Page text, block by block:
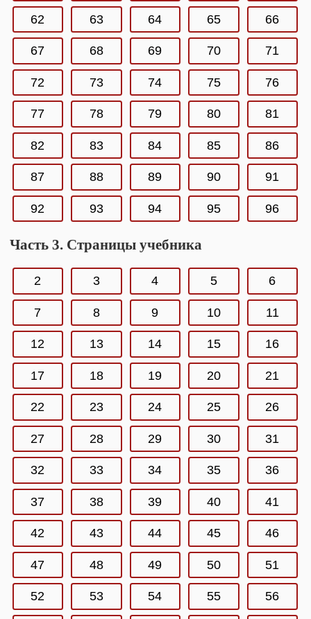
62 63 64 65 66
67 68 69 70 71
72 73 74 75 76
77 78 79 80 81
82 83 84 85 86
87 88 89 90 91
92 93 94 95 96
Часть 3. Страницы учебника
2 3 4 5 6
7 8 9 10 11
12 13 14 15 16
17 18 19 20 21
22 23 24 25 26
27 28 29 30 31
32 33 34 35 36
37 38 39 40 41
42 43 44 45 46
47 48 49 50 51
52 53 54 55 56